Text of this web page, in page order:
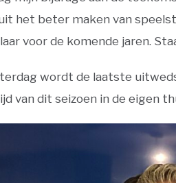
het beter maken van
voor de komende jaren.
wordt de laatste
van dit seizoen in de eigen